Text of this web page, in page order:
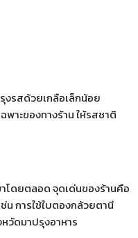
งรสด้วยเกลือเล็กน้อย
าะของทางร้าน ให้รสชาติ
โดยตลอด จุดเด่นของร้านคือ
น การใช้ใบตองกล้วยตานี
วัดมาปรุงอาหาร